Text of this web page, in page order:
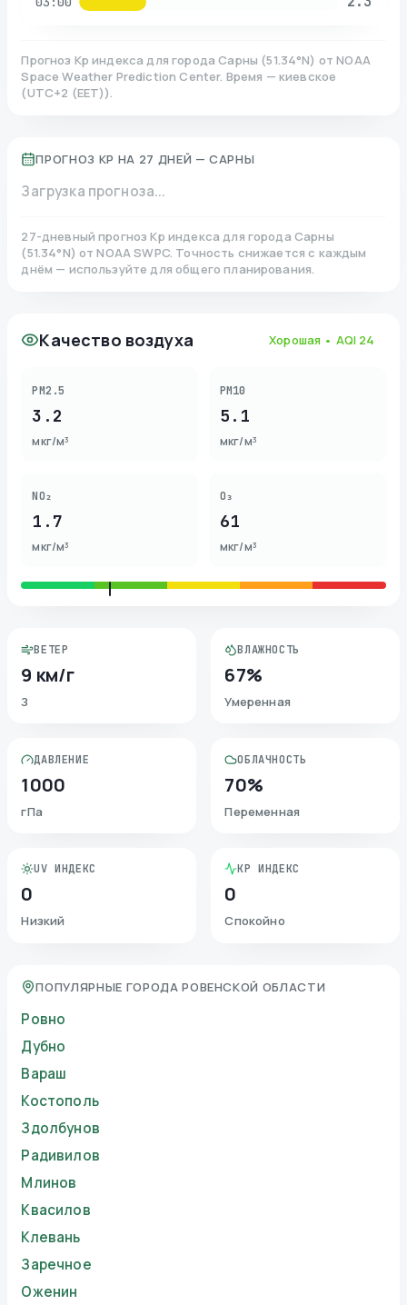
Прогноз Kp индекса для города Сарны (51.34°N) от NOAA
Space Weather Prediction Center. Время — киевское
(UTC+2 (EET)).
ПРОГНОЗ KP НА 27 ДНЕЙ — САРНЫ
Загрузка прогноза...
27-дневный прогноз Kp индекса для города Сарны
(51.34°N)от NOAA SWPC. Точность снижается с каждым
днём — используйте для общего планирования.
Качество воздуха Хорошая • AQI 24
PM2.5
3.2
мкг/м³
PM10
5.1
мкг/м³
NO₂
1.7
мкг/м³
O₃
61
мкг/м³
ВЕТЕР
9 км/г
З
ВЛАЖНОСТЬ
67%
Умеренная
ДАВЛЕНИЕ
1000
гПа
ОБЛАЧНОСТЬ
70%
Переменная
UV ИНДЕКС
0
Низкий
KP ИНДЕКС
0
Спокойно
ПОПУЛЯРНЫЕ ГОРОДА РОВЕНСКОЙ ОБЛАСТИ
Ровно
Дубно
Вараш
Костополь
Здолбунов
Радивилов
Млинов
Квасилов
Клевань
Заречное
Оженин